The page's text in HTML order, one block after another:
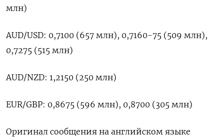
млн)
AUD/USD: 0,7100 (657 млн), 0,7160-75 (509 млн), ​
0,7275 (515 млн)
AUD/NZD: ⁠1,2150 (250 млн)
EUR/GBP: 0,8675 (596 млн), ‌0,8700 (305 млн)
Оригинал сообщения ‌на английском языке ​